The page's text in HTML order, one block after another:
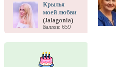
Крылья
моей любви
(Jalagonia)
Баллов: 659